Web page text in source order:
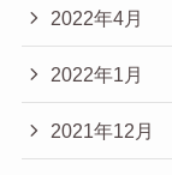
2022年4月
2022年1月
2021年12月